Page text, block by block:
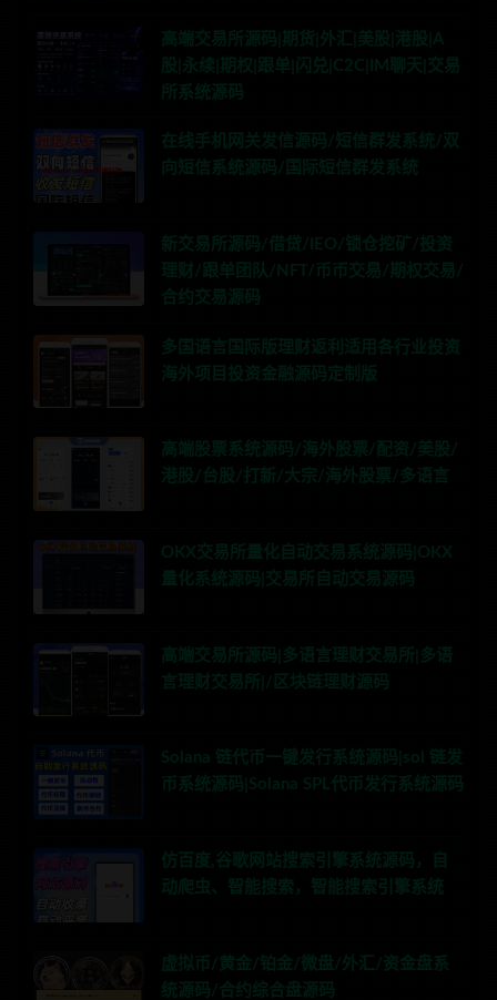
高端交易所源码|期货|外汇|美股|港股|A
股|永续|期权|跟单|闪兑|C2C|IM聊天|交易
所系统源码
在线手机网关发信源码/短信群发系统/双
向短信系统源码/国际短信群发系统
新交易所源码/借贷/IEO/锁仓挖矿/投资
理财/跟单团队/NFT/币币交易/期权交易/
合约交易源码
多国语言国际版理财返利适用各行业投资
海外项目投资金融源码定制版
高端股票系统源码/海外股票/配资/美股/
港股/台股/打新/大宗/海外股票/多语言
OKX交易所量化自动交易系统源码|OKX
量化系统源码|交易所自动交易源码
高端交易所源码|多语言理财交易所|多语
言理财交易所|/区块链理财源码
Solana 链代币一键发行系统源码|sol 链发
币系统源码|Solana SPL代币发行系统源码
仿百度,谷歌网站搜索引擎系统源码，自
动爬虫、智能搜索，智能搜索引擎系统
虚拟币/黄金/铂金/微盘/外汇/资金盘系
统源码/合约综合盘源码